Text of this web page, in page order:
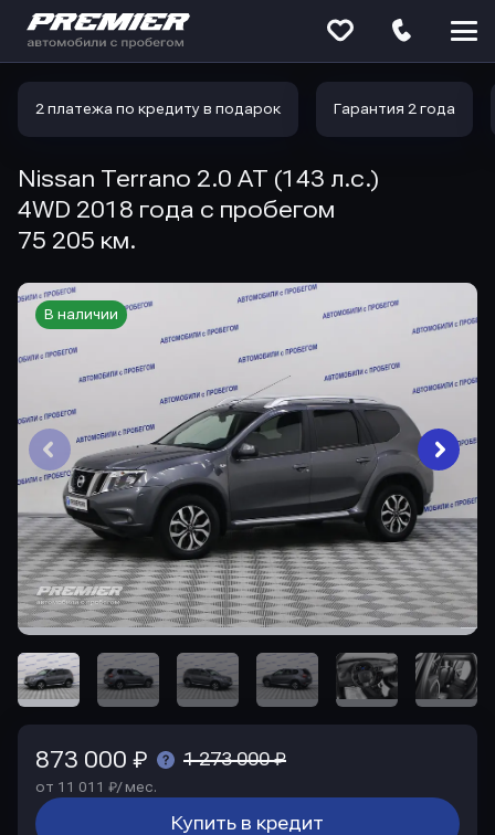
2 платежа по кредиту в подарок Гарантия 2 года
Nissan Terrano 2.0 AT (143 л.с.)
4WD 2018 года с пробегом
75 205 км.
В наличии
873 000 ₽ 1 273 000 ₽
от 11 011 ₽/ мес.
Купить в кредит